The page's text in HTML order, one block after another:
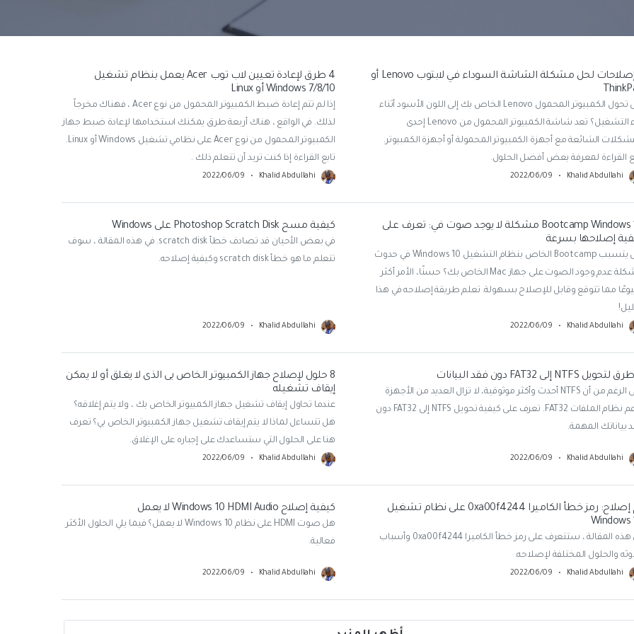
جميع المنتجات
9 إصلاحات لحل مشكلة الشاشة السوداء في لابتوب Lenovo أو
هل تحول الكمبيوتر المحمول Lenovo الخاص بك إلى اللون الأسود أثناء
بدء التشغيل؟ تعد شاشة الكمبيوتر المحمول من Lenovo إحدى
الشائعة مع أجهزة الكمبيوتر المحمولة أو أجهزة الكمبيوتر.
القراءة لمعرفة بعض أفضل الحلول.
Khalid Abdullahi
•
2022/06/09
4 طرق لإعادة تعيين لاب توب Acer يعمل بنظام تشغيل
Windows 7/8/10 أو Linux
إذا لم تتم إعادة ضبط الكمبيوتر المحمول من نوع Acer ، فهناك مخرجاً
لذلك. في الواقع ، هناك أربعة طرق يمكنك استخدامها لإعادة ضبط جهاز
الكمبيوتر المحمول من نوع Acer على نظامي تشغيل Windows أو Linux.
تابع القراءة إذا كنت تريد أن تتعلم ذلك .
Khalid Abdullahi
•
2022/06/09
Bootcamp Windows 10 مشكلة لا يوجد صوت في: تعرف على
إصلاحها بسرعة
هل يتسبب Bootcamp الخاص بنظام التشغيل Windows 10 في حدوث
مشكلة عدم وجود الصوت على جهاز Mac الخاص بك؟ حسنًا، الأمر أكثر
مما تتوقع وقابل للإصلاح بسهولة. تعلم طريقة إصلاحه في هذا
Khalid Abdullahi
•
2022/06/09
كيفية مسح Photoshop Scratch Disk على Windows
في بعض الأحيان قد تصادف خطأ scratch disk. في هذه المقالة ، سوف
تتعلم ما هو خطأ scratch disk وكيفية إصلاحه.
Khalid Abdullahi
•
2022/06/09
على الرغم من أن NTFS أحدث وأكثر موثوقية، لا تزال العديد من الأجهزة
تدعم نظام الملفات FAT32. تعرف على كيفية تحويل NTFS إلى FAT32 دون
بياناتك المهمة.
Khalid Abdullahi
•
2022/06/09
8 حلول لإصلاح جهاز الكمبيوتر الخاص بى الذى لا يغلق أو لا يمكن
إيقاف تشغيله
عندما تحاول إيقاف تشغيل جهاز الكمبيوتر الخاص بك ، ولا يتم إغلاقه؟
هل تتساءل لماذا لا يتم إيقاف تشغيل جهاز الكمبيوتر الخاص بي؟ تعرف
هنا على الحلول التي ستساعدك على إجباره على الإغلاق.
Khalid Abdullahi
•
2022/06/09
تم إصلاح: رمز خطأ الكاميرا 0xa00f4244 على نظام تشغيل
Windows
في هذه المقالة ، ستتعرف على رمز خطأ الكاميرا 0xa00f4244 وأسباب
والحلول المختلفة لإصلاحه.
Khalid Abdullahi
•
2022/06/09
كيفية إصلاح Windows 10 HDMI Audio لا يعمل
هل صوت HDMI على نظام Windows 10 لا يعمل؟ فيما يلي الحلول الأكثر
فعالية.
Khalid Abdullahi
•
2022/06/09